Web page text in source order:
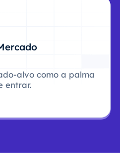
alvo como a palma
entrar.